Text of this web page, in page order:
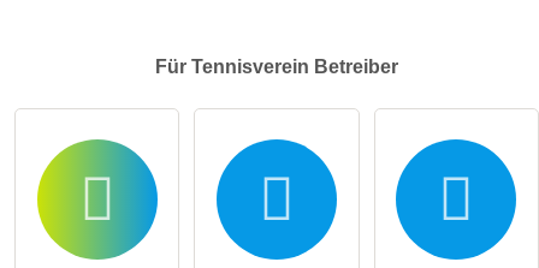
Für Tennisverein Betreiber